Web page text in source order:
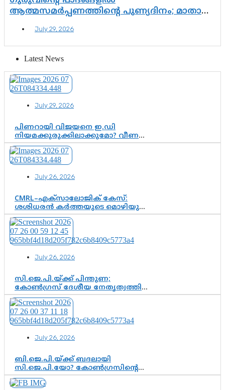
ആത്മസമർപ്പണത്തിന്റെ പുണ്യദിനം; മാതാ
ഗുരുപൂർണിമ ആഘോഷം
July 29, 2026
Latest News
July 29, 2026
പിണറായി വിജയനെ ഇ.ഡി
നിയമക്കുരുക്കിലാക്കുമോ? വീണ
വിജയൻ മാപ്പുസാക്ഷിയാകുമോ?
കർത്തയുടെ മൊഴി നിർണായക
വഴിത്തിരിവാകുമോ?
July 26, 2026
CMRL–എക്‌സാലോജിക് കേസ്:
ശശിധരൻ കർത്തയുടെ മൊഴിയുടെ
അടിസ്ഥാനത്തിൽ പിണറായി
വിജയനെ ചോദ്യം ചെയ്യുന്നതിൽ ഉടൻ
തീരുമാനം; വീണയ്‌ക്കെതിരെ
കൂടുതൽ തെളിവുകൾ പരിശോധിച്ച്
July 26, 2026
സി.ജെ.പി.യ്ക്ക് പിന്തുണ;
കോൺഗ്രസ് ദേശീയ നേതൃത്വത്തിൽ
ആശങ്കയോ? പാർട്ടിക്കുള്ളിൽ
ഭിന്നാഭിപ്രായമെന്ന വിലയിരുത്തൽ
July 26, 2026
ബി.ജെ.പി.യ്ക്ക് ബദലായി
സി.ജെ.പി.യോ? കോൺഗ്രസിന്റെ
രാഷ്ട്രീയ ഇടം കൈവശപ്പെടുത്താൻ
സിജെപി ഉയർന്നുകഴിഞ്ഞോ?